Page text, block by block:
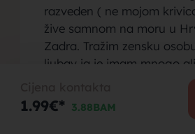
razveden ( ne mojom
žive samnom na moru u
Zadra. Tražim zensku
ljubav ja je imam mnogo
krivoj osobi...iskren sam
nesto odmah u
sa invaliditetom ali nemoj
1.99€* 3.88BAM
za